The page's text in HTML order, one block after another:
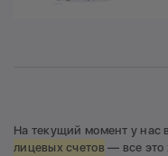
На текущий момент у нас
лицевых счетов — все это